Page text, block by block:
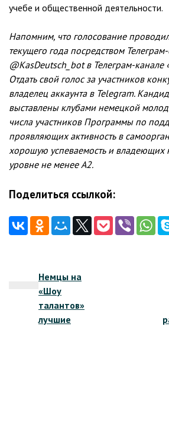
учебе и общественной деятельности.
Напомним, что голосование
текущего года посредством
@KasDeutsch_bot в Телеграм-канале
Отдать свой голос за участников
владелец аккаунта в Telegram.
выставлены клубами немецкой
числа участников Программы по
проявляющих активность в
хорошую успеваемость и
уровне не менее А2.
Поделиться ссылкой:
записям
Немцы на
«Шоу
талантов»
лучшие